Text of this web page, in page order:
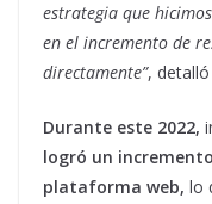
estrategia que
en el incremento de
directamente”,
Durante este 2022,
logró un
plataforma web, lo